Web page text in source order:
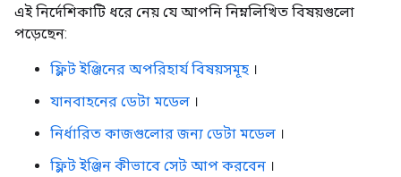
এই নির্দেশিকাটি ধরে নেয় যে আপনি নিম্নলিখিত বিষয়গুলো
পড়েছেন:
ফ্লিট ইঞ্জিনের অপরিহার্য বিষয়সমূহ ।
যানবাহনের ডেটা মডেল ।
নির্ধারিত কাজগুলোর জন্য ডেটা মডেল ।
ফ্লিট ইঞ্জিন কীভাবে সেট আপ করবেন ।